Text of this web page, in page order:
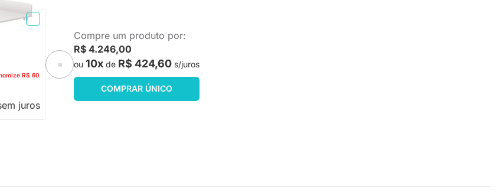
Brilho
R$ 60
juros
=
Compre um produto por:
R$ 4.246,00
ou 10x de R$ 424,60 s/juros
COMPRAR ÚNICO